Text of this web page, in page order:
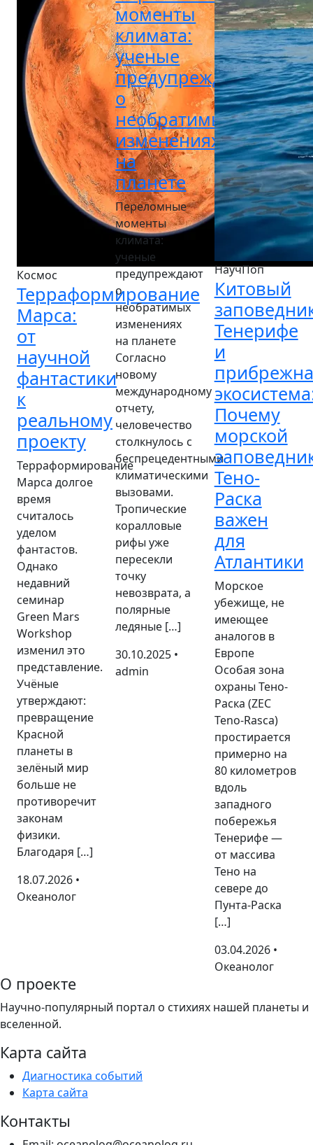
Космос
Терраформирование
Марса:
от
научной
фантастики
к
реальному
проекту
Терраформирование
Марса долгое
время
считалось
уделом
фантастов.
Однако
недавний
семинар
Green Mars
Workshop
изменил это
представление.
Учёные
утверждают:
превращение
Красной
планеты в
зелёный мир
больше не
противоречит
законам
физики.
Благодаря […]
18.07.2026 •
Океанолог
моменты
климата:
ученые
предупреждают
о
необратимых
изменениях
на
планете
Переломные
моменты
климата:
ученые
предупреждают
о
необратимых
изменениях
на планете
Согласно
новому
международному
отчету,
человечество
столкнулось с
беспрецедентными
климатическими
вызовами.
Тропические
коралловые
рифы уже
пересекли
точку
невозврата, а
полярные
ледяные […]
30.10.2025 •
admin
НаучПоп
Китовый
Тенерифе
и
Почему
морской
Тено-
Раска
важен
для
Атлантики
Морское
убежище, не
имеющее
аналогов в
Европе
Особая зона
охраны Тено-
Раска (ZEC
Teno-Rasca)
простирается
примерно на
80 километров
вдоль
западного
побережья
Тенерифе —
от массива
Тено на
севере до
Пунта-Раска
[…]
03.04.2026 •
Океанолог
О проекте
Научно-популярный портал о стихиях нашей планеты и
вселенной.
Карта сайта
Диагностика событий
Карта сайта
Контакты